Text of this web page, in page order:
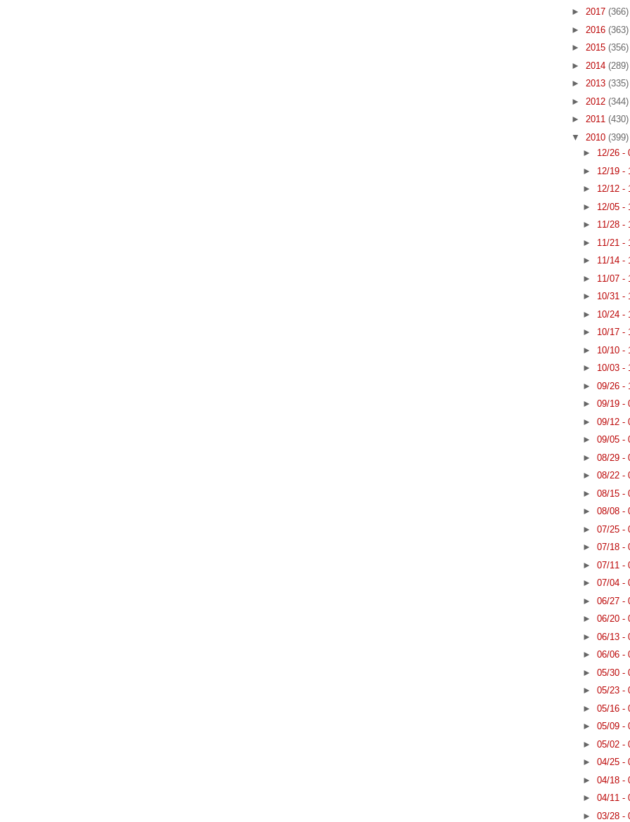
► 2017 (366)
► 2016 (363)
► 2015 (356)
► 2014 (289)
► 2013 (335)
► 2012 (344)
► 2011 (430)
▼ 2010 (399)
► 12/26 -
► 12/19 -
► 12/12 -
► 12/05 -
► 11/28 -
► 11/21 -
► 11/14 -
► 11/07 -
► 10/31 -
► 10/24 -
► 10/17 -
► 10/10 -
► 10/03 -
► 09/26 -
► 09/19 -
► 09/12 -
► 09/05 -
► 08/29 -
► 08/22 -
► 08/15 -
► 08/08 -
► 07/25 -
► 07/18 -
► 07/11 -
► 07/04 -
► 06/27 -
► 06/20 -
► 06/13 -
► 06/06 -
► 05/30 -
► 05/23 -
► 05/16 -
► 05/09 -
► 05/02 -
► 04/25 -
► 04/18 -
► 04/11 -
► 03/28 -